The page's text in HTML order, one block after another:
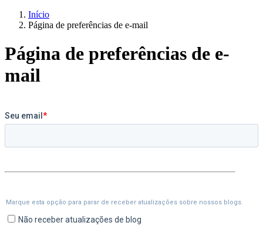
Início
Página de preferências de e-mail
Página de preferências de e-
mail